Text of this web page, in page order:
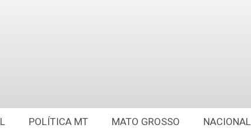
POLÍTICA MT MATO GROSSO NACIONAL